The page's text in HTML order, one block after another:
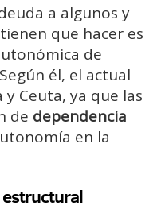
a algunos y
que hacer es
de
él, el actual
Ceuta, ya que las
de dependencia
en la
estructural